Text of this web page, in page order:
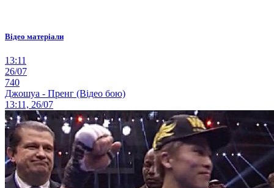
Відео матеріали
13:11
26/07
740
Джошуа - Пренг (Відео бою)
13:11, 26/07